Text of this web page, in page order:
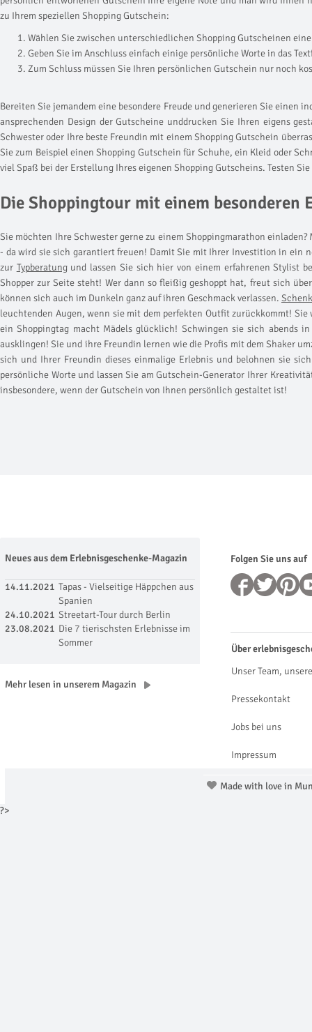
zu Ihrem speziellen Shopping Gutschein:
Wählen Sie zwischen unterschiedlichen Shopping Gutscheinen eine
Geben Sie im Anschluss einfach einige persönliche Worte in das
Zum Schluss müssen Sie Ihren persönlichen Gutschein nur noch
Bereiten Sie jemandem eine besondere Freude und generieren Sie
ansprechenden Design der Gutscheine unddrucken Sie Ihren eigens
Schwester oder Ihre beste Freundin mit einem Shopping Gutschein
Sie zum Beispiel einen Shopping Gutschein für Schuhe, ein Kleid oder
viel Spaß bei der Erstellung Ihres eigenen Shopping Gutscheins. Testen
Die Shoppingtour mit einem
Sie möchten Ihre Schwester gerne zu einem Shoppingmarathon
- da wird sie sich garantiert freuen! Damit Sie mit Ihrer Investition in ein
zur Typberatungund lassen Sie sich hier von einem erfahrenen Stylist
Shopper zur Seite steht! Wer dann so fleißig geshoppt hat, freut sich
können sich auch im Dunkeln ganz auf ihren Geschmack verlassen.
leuchtenden Augen, wenn sie mit dem perfekten Outfit zurückkommt!
ein Shoppingtag macht Mädels glücklich! Schwingen sie sich abends
ausklingen! Sie und ihre Freundin lernen wie die Profis mit dem Shaker
sich und Ihrer Freundin dieses einmalige Erlebnis und belohnen sie
persönliche Worte und lassen Sie am Gutschein-Generator Ihrer
insbesondere, wenn der Gutschein von Ihnen persönlich gestaltet ist!
Neues aus dem Erlebnisgeschenke-Magazin
14.11.2021 Tapas - Vielseitige Häppchen aus
Spanien
24.10.2021 Streetart-Tour durch Berlin
23.08.2021 Die 7 tierischsten Erlebnisse im
Sommer
Mehr lesen in unserem Magazin
Folgen Sie uns auf
Über
Unser Team,
Pressekontakt
Jobs bei uns
Impressum
Made with love in
?>